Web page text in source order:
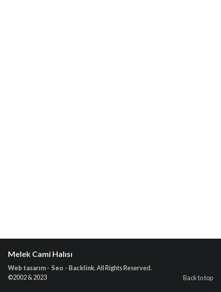
Melek Cami Halısı
Web tasarım - Seo - Backlink. All Rights Reserved.
©2002 & 2023
Back to top